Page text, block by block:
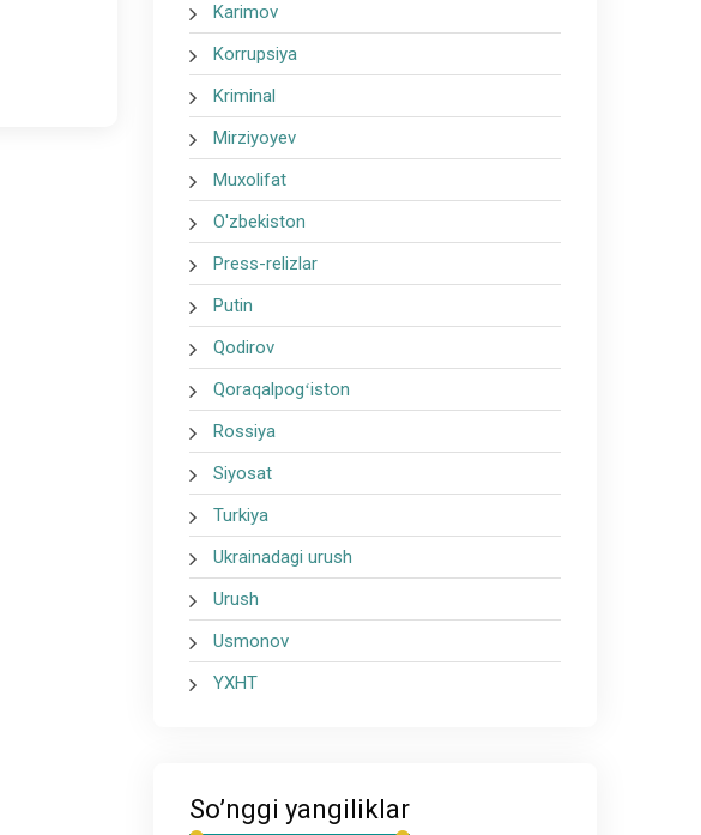
Karimov
Korrupsiya
Kriminal
Mirziyoyev
Muxolifat
O'zbekiston
Press-relizlar
Putin
Qodirov
Qoraqalpogʻiston
Rossiya
Siyosat
Turkiya
Ukrainadagi urush
Urush
Usmonov
YXHT
So’nggi yangiliklar